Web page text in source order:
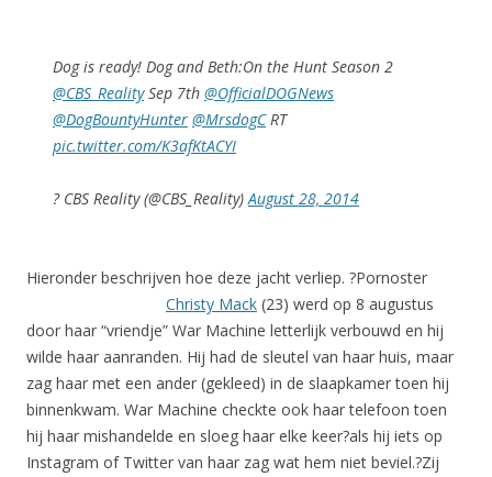
Dog is ready! Dog and Beth:On the Hunt Season 2
@CBS_RealitySep 7th @OfficialDOGNews
@DogBountyHunter @MrsdogCRT
pic.twitter.com/K3afKtACYI
? CBS Reality (@CBS_Reality)August 28, 2014
Hieronder beschrijven hoe deze jacht verliep. ?Pornoster
Christy Mack (23) werd op 8 augustus
door haar “vriendje” War Machine letterlijk verbouwd en hij
wilde haar aanranden. Hij had de sleutel van haar huis, maar
zag haar met een ander (gekleed) in de slaapkamer toen hij
binnenkwam. War Machine checkte ook haar telefoon toen
hij haar mishandelde en sloeg haar elke keer?als hij iets op
Instagram of Twitter van haar zag wat hem niet beviel.?Zij